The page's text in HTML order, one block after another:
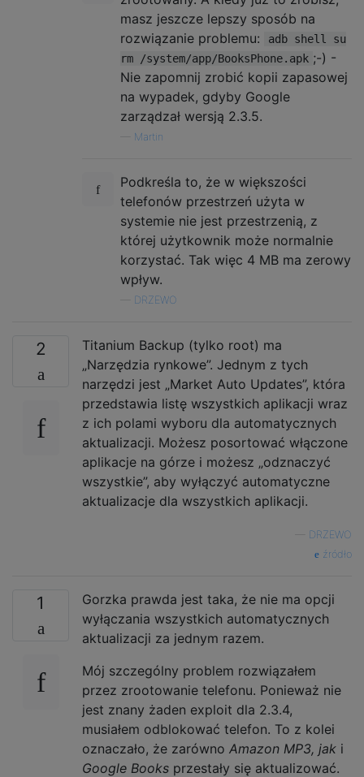
masz jeszcze lepszy sposób na
rozwiązanie problemu:
adb shell su
rm /system/app/BooksPhone.apk ;-) -
Nie zapomnij zrobić kopii zapasowej
na wypadek, gdyby Google
zarządzał wersją 2.3.5.
Martin
Podkreśla to, że w większości
telefonów przestrzeń użyta w
systemie nie jest przestrzenią, z
której użytkownik może normalnie
korzystać. Tak więc 4 MB ma zerowy
wpływ.
DRZEWO
2
Titanium Backup (tylko root) ma
„Narzędzia rynkowe”. Jednym z tych
narzędzi jest „Market Auto Updates”, która
przedstawia listę wszystkich aplikacji wraz
z ich polami wyboru dla automatycznych
aktualizacji. Możesz posortować włączone
aplikacje na górze i możesz „odznaczyć
wszystkie”, aby wyłączyć automatyczne
aktualizacje dla wszystkich aplikacji.
DRZEWO
źródło
1
Gorzka prawda jest taka, że ​​nie ma opcji
wyłączania wszystkich automatycznych
aktualizacji za jednym razem.
Mój szczególny problem rozwiązałem
przez zrootowanie telefonu. Ponieważ nie
jest znany żaden exploit dla 2.3.4,
musiałem odblokować telefon. To z kolei
oznaczało, że zarówno Amazon MP3, jak i
Google Books przestały się aktualizować.